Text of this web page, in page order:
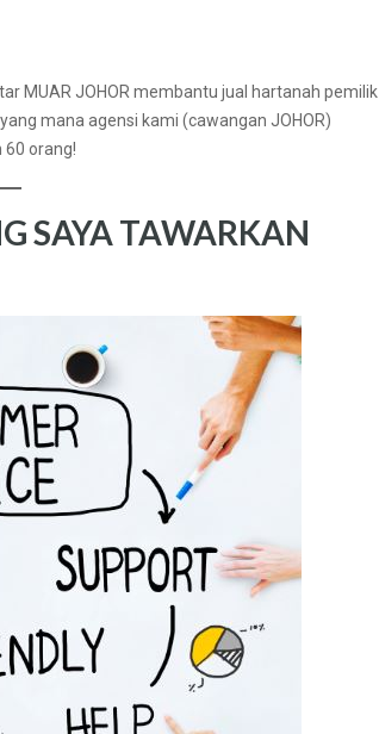
MUAR JOHOR membantu jual hartanah pemilik
mana agensi kami (cawangan JOHOR)
60 orang!
SAYA TAWARKAN